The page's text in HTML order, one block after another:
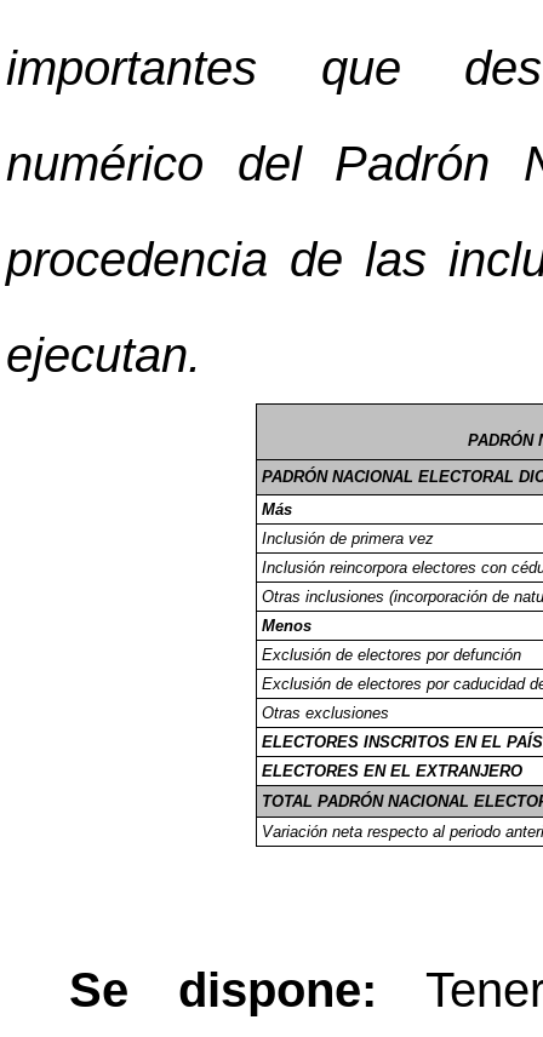
importantes que
numérico del Padrón
procedencia de las
ejecutan.
PADRÓN
PADRÓN NACIONAL ELECTORAL
Más
Inclusión de primera vez
Inclusión reincorpora electores con
Otras inclusiones (incorporación de
Menos
Exclusión de electores por defunción
Exclusión de electores por caducidad
Otras exclusiones
ELECTORES INSCRITOS EN EL PAÍS
ELECTORES EN EL EXTRANJERO
TOTAL PADRÓN NACIONAL
Variación neta respecto al periodo
Se dispone: